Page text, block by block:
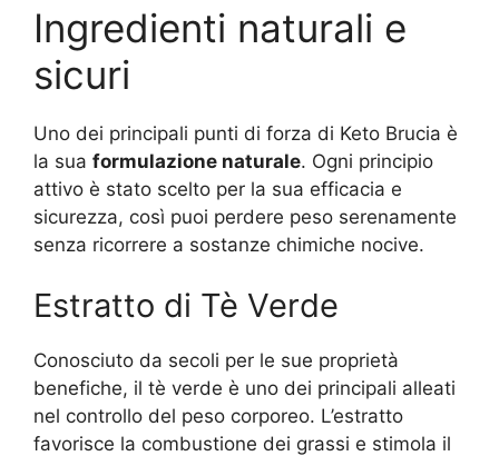
Ingredienti naturali e
sicuri
Uno dei principali punti di forza di Keto Brucia è
la sua formulazione naturale. Ogni principio
attivo è stato scelto per la sua efficacia e
sicurezza, così puoi perdere peso serenamente
senza ricorrere a sostanze chimiche nocive.
Estratto di Tè Verde
Conosciuto da secoli per le sue proprietà
benefiche, il tè verde è uno dei principali alleati
nel controllo del peso corporeo. L’estratto
favorisce la combustione dei grassi e stimola il